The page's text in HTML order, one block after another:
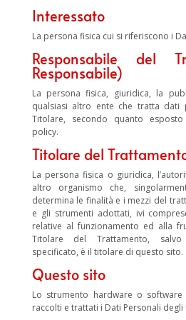
Interessato
La persona fisica cui si riferiscono i
Responsabile del
Responsabile)
La persona fisica, giuridica, la
qualsiasi altro ente che tratta dati
Titolare, secondo quanto
policy.
Titolare del
La persona fisica o giuridica,
altro organismo che,
determina le finalità e i mezzi del
e gli strumenti adottati, ivi
relative al funzionamento ed alla
Titolare del Trattamento, salvo
specificato, è il titolare di questo sito.
Questo sito
Lo strumento hardware o
raccolti e trattati i Dati Personali degli